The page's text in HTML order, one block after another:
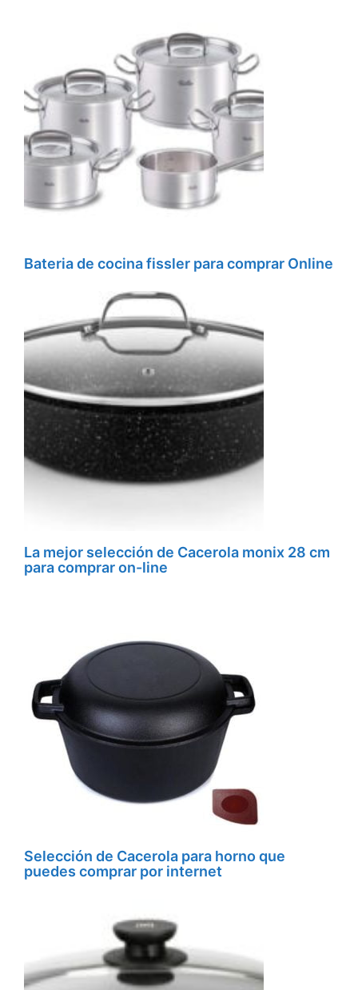
Bateria de cocina fissler para comprar Online
La mejor selección de Cacerola monix 28 cm
para comprar on-line
Selección de Cacerola para horno que
puedes comprar por internet